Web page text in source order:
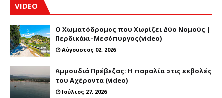
VIDEO
Ο Χωματόδρομος που Χωρίζει Δύο Νομούς |
Περδικάκι–Μεσόπυργος(video)
Αύγουστος 02, 2026
Αμμουδιά Πρέβεζας: Η παραλία στις εκβολές
του Αχέροντα (video)
Ιούλιος 27, 2026